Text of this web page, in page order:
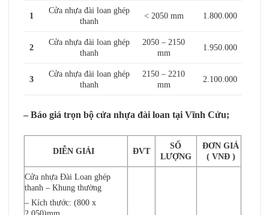
1
Cửa nhựa đài loan ghép
thanh
< 2050 mm 1.800.000
2
Cửa nhựa đài loan ghép
thanh
2050 – 2150
mm
1.950.000
3
Cửa nhựa đài loan ghép
thanh
2150 – 2210
mm
2.100.000
– Báo giá trọn bộ cửa nhựa đài loan tại Vĩnh Cửu;
DIỄN GIẢI ĐVT
SỐ
LƯỢNG
ĐƠN GIÁ
( VNĐ )
Cửa nhựa Đài Loan ghép
thanh – Khung thường
– Kích thước: (800 x